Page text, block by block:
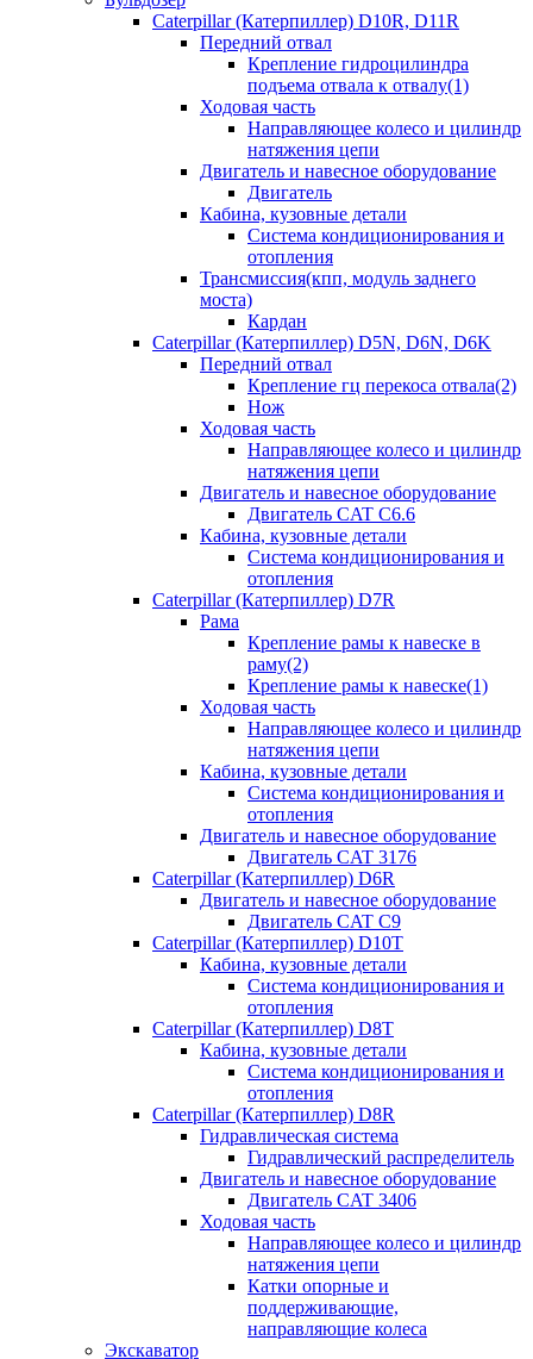
Caterpillar (Катерпиллер) D10R, D11R
Передний отвал
Крепление гидроцилиндра
подъема отвала к отвалу(1)
Ходовая часть
Направляющее колесо и цилиндр
натяжения цепи
Двигатель и навесное оборудование
Двигатель
Кабина, кузовные детали
Система кондиционирования и
отопления
Трансмиссия(кпп, модуль заднего
моста)
Кардан
Caterpillar (Катерпиллер) D5N, D6N, D6K
Передний отвал
Крепление гц перекоса отвала(2)
Нож
Ходовая часть
Направляющее колесо и цилиндр
натяжения цепи
Двигатель и навесное оборудование
Двигатель CAT C6.6
Кабина, кузовные детали
Система кондиционирования и
отопления
Caterpillar (Катерпиллер) D7R
Рама
Крепление рамы к навеске в
раму(2)
Крепление рамы к навеске(1)
Ходовая часть
Направляющее колесо и цилиндр
натяжения цепи
Кабина, кузовные детали
Система кондиционирования и
отопления
Двигатель и навесное оборудование
Двигатель CAT 3176
Caterpillar (Катерпиллер) D6R
Двигатель и навесное оборудование
Двигатель CAT C9
Caterpillar (Катерпиллер) D10T
Кабина, кузовные детали
Система кондиционирования и
отопления
Caterpillar (Катерпиллер) D8T
Кабина, кузовные детали
Система кондиционирования и
отопления
Caterpillar (Катерпиллер) D8R
Гидравлическая система
Гидравлический распределитель
Двигатель и навесное оборудование
Двигатель CAT 3406
Ходовая часть
Направляющее колесо и цилиндр
натяжения цепи
Катки опорные и
поддерживающие,
направляющие колеса
Экскаватор